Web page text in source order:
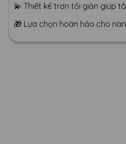
💫 Thiết kế trơn tối giản giúp
🎁 Lựa chọn hoàn hảo cho